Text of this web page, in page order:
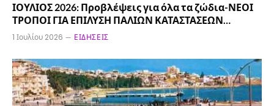
ΙΟΥΛΙΟΣ 2026: Προβλέψεις για όλα τα ζώδια-ΝΕΟΙ
ΤΡΟΠΟΙ ΓΙΑ ΕΠΙΛΥΣΗ ΠΑΛΙΩΝ ΚΑΤΑΣΤΑΣΕΩΝ…
1 Ιουλίου 2026 ΕΙΔΉΣΕΙΣ